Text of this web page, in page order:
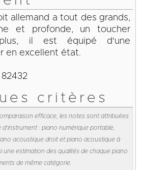
allemand a tout des grands,
et profonde, un toucher
il est équipé d'une
en excellent état.
critères
efficace, les notes sont attribuées
: piano numérique portable,
acoustique droit et piano acoustique à
une estimation des qualités de chaque piano
de même catégorie.